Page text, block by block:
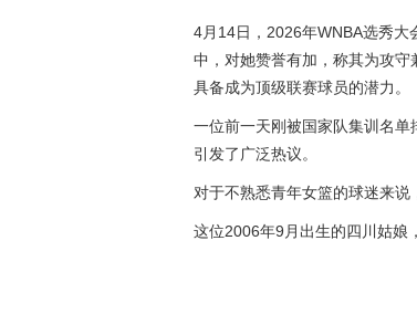
4月14日，2026年WNBA选秀大
中，对她赞誉有加，称其为攻
具备成为顶级联赛球员的潜力。
一位前一天刚被国家队集训名
引发了广泛热议。
对于不熟悉青年女篮的球迷来
这位2006年9月出生的四川姑娘